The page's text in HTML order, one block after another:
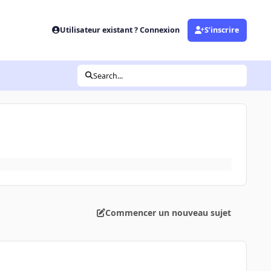
Utilisateur existant ? Connexion S’inscrire
Search...
Commencer un nouveau sujet